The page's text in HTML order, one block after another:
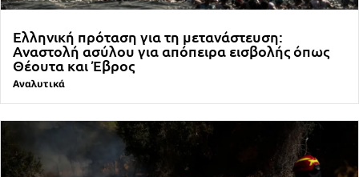
Ελληνική πρόταση για τη μετανάστευση:
Αναστολή ασύλου για απόπειρα εισβολής όπως
Θέουτα και Έβρος
Αναλυτικά